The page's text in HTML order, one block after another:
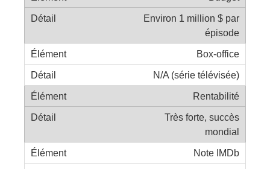
Environ 1 million $ par
épisode
Box-office
N/A (série télévisée)
Rentabilité
Très forte, succès
mondial
Note IMDb